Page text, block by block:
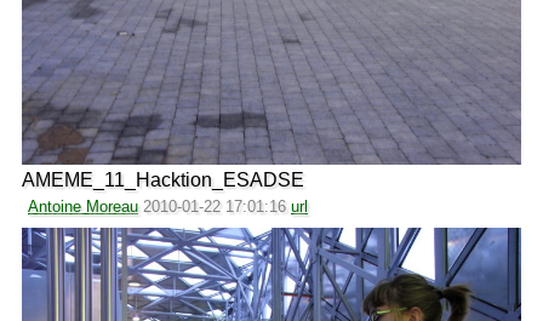
AMEME_11_Hacktion_ESADSE
Antoine Moreau 2010-01-22 17:01:16 url